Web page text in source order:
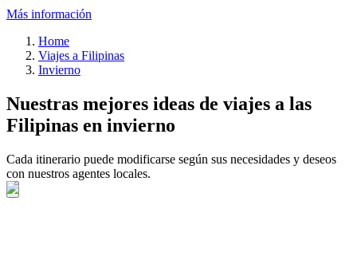
Más información
Home
Viajes a Filipinas
Invierno
Nuestras mejores ideas de viajes a las
Filipinas en invierno
Cada itinerario puede modificarse según sus necesidades y deseos
con nuestros agentes locales.